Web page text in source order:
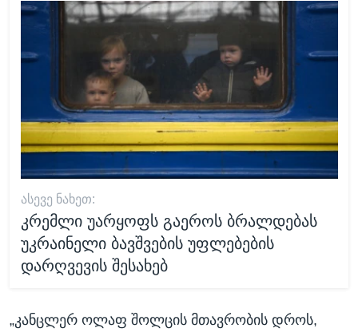
ᲐᲡᲔᲕᲔ ᲜᲐᲮᲔᲗ:
კრემლი უარყოფს გაეროს ბრალდებას
უკრაინელი ბავშვების უფლებების
დარღვევის შესახებ
„კანცლერ ოლაფ შოლცის მთავრობის დროს,